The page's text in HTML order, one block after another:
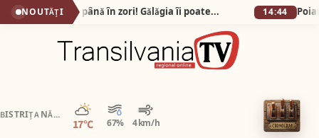
NOUTĂȚI Gata cu petrecerile până în zori! Gălăgia îi poate costa pe scandalagii până la 12.000 de lei! 14:44
BISTRIȚA NĂSĂUD
17°C 67% 4 km/h
Parțial noros